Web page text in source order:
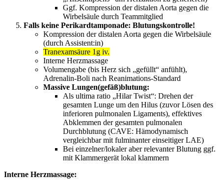
Ggf. Kompression der distalen Aorta gegen die
Wirbelsäule durch Teammitglied
Falls keine Perikardtamponade: Blutungskontrolle!
Kompression der distalen Aorta gegen die Wirbelsäule
(durch Assistent:in)
Tranexamsäure 1g iv.
Interne Herzmassage
Volumengabe (bis Herz sich „gefüllt“ anfühlt),
Adrenalin-Boli nach Reanimations-Standard
Massive Lungen(gefäß)blutung:
Als ultima ratio „Hilar Twist“: Drehen der
gesamten Lunge um den Hilus (zuvor Lösen des
inferioren pulmonalen Ligaments), effektives
Abklemmen der gesamten pulmonalen
Durchblutung (CAVE: Hämodynamisch
vergleichbar mit fulminanter einseitiger LAE)
Bei einzelner/lokaler aber relevanter Blutung ggf.
mit Klammergerät lokal klammern
Interne Herzmassage: